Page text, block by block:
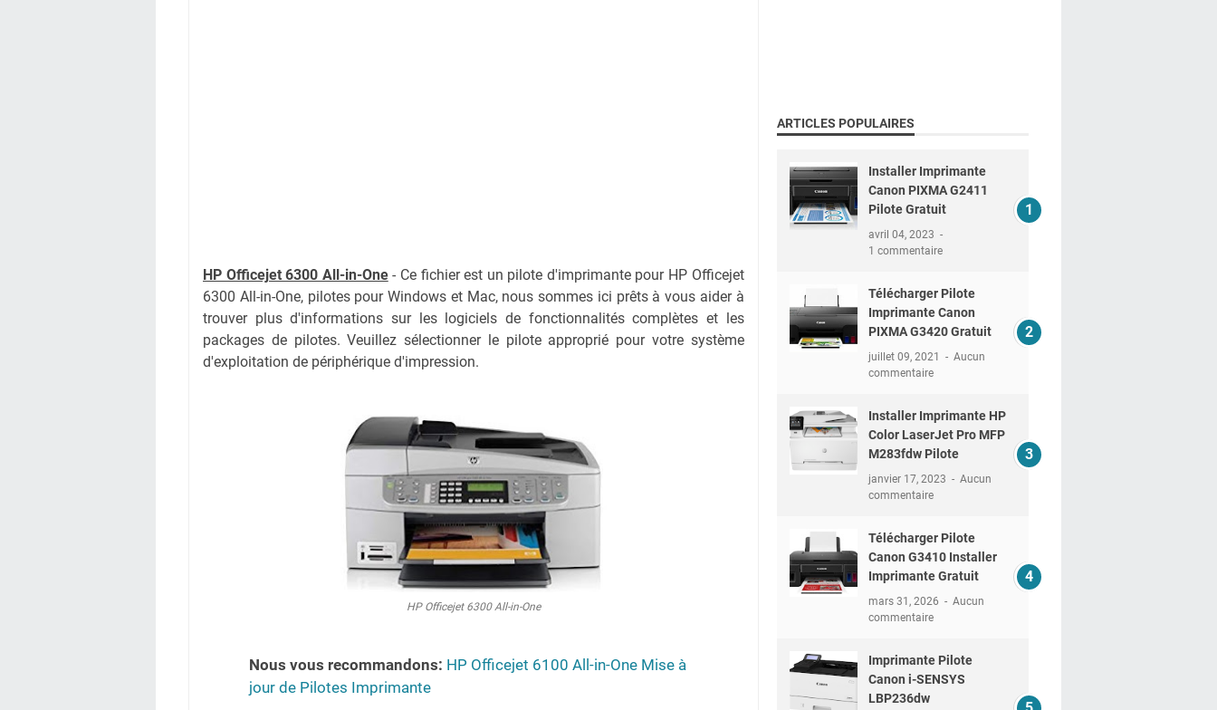
HP Officejet 6300 All-in-One- Ce fichier est un pilote d'imprimante pourHP Officejet
6300 All-in-One, pilotes pour Windows et Mac, nous sommes ici prêts à vous aider à
trouver plus d'informations sur les logiciels de fonctionnalités complètes et les
packages de pilotes. Veuillez sélectionner le pilote approprié pour votre système
d'exploitation de périphérique d'impression.
HP Officejet 6300 All-in-One
Nous vous recommandons: HP Officejet 6100 All-in-One Mise à
jour de Pilotes Imprimante
ARTICLES POPULAIRES
Installer Imprimante
Canon PIXMA G2411
Pilote Gratuit
avril 04, 2023
1 commentaire
Télécharger Pilote
Imprimante Canon
PIXMA G3420 Gratuit
juillet 09, 2021
Aucun
commentaire
Installer Imprimante HP
Color LaserJet Pro MFP
M283fdw Pilote
janvier 17, 2023
Aucun
commentaire
Télécharger Pilote
Canon G3410 Installer
Imprimante Gratuit
mars 31, 2026
Aucun
commentaire
Imprimante Pilote
Canon i-SENSYS
LBP236dw